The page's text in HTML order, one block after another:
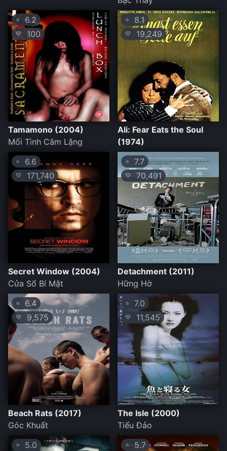
⭐ 6.2
💛 100
Tamamono (2004)
Mối Tình Câm Lặng
⭐ 8.1
💛 19,249
Ali: Fear Eats the Soul
(1974)
⭐ 6.6
💛 171,740
Secret Window (2004)
Cửa Sổ Bí Mật
⭐ 7.7
💛 70,491
Detachment (2011)
Hững Hờ
⭐ 6.4
💛 9,575
Beach Rats (2017)
Góc Khuất
⭐ 7.0
💛 11,545
The Isle (2000)
Tiểu Đảo
⭐ 5.0 ⭐5.7